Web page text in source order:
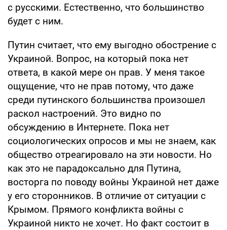
с русскими. Естественно, что большинство
будет с ним.
Путин считает, что ему выгодно обострение с
Украиной. Вопрос, на который пока нет
ответа, в какой мере он прав. У меня такое
ощущение, что не прав потому, что даже
среди путинского большинства произошел
раскол настроений. Это видно по
обсуждению в Интернете. Пока нет
социологических опросов и мы не знаем, как
общество отреагировало на эти новости. Но
как это не парадоксально для Путина,
восторга по поводу войны Украиной нет даже
у его сторонников. В отличие от ситуации с
Крымом. Прямого конфликта войны с
Украиной никто не хочет. Но факт состоит в